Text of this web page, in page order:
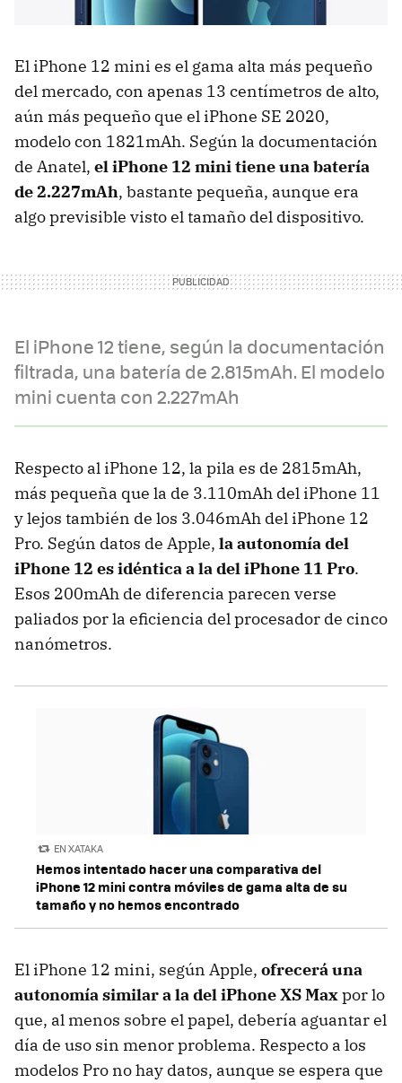
El iPhone 12 mini es el gama alta más pequeño
del mercado, con apenas 13 centímetros de alto,
aún más pequeño que el iPhone SE 2020,
modelo con 1821mAh. Según la documentación
de Anatel, el iPhone 12 mini tiene una batería
de 2.227mAh, bastante pequeña, aunque era
algo previsible visto el tamaño del dispositivo.
El iPhone 12 tiene, según la documentación
filtrada, una batería de 2.815mAh. El modelo
mini cuenta con 2.227mAh
Respecto al iPhone 12, la pila es de 2815mAh,
más pequeña que la de 3.110mAh del iPhone 11
y lejos también de los 3.046mAh del iPhone 12
Pro. Según datos de Apple, la autonomía del
iPhone 12 es idéntica a la del iPhone 11 Pro.
Esos 200mAh de diferencia parecen verse
paliados por la eficiencia del procesador de cinco
nanómetros.
EN XATAKA
Hemos intentado hacer una comparativa del
iPhone 12 mini contra móviles de gama alta de su
tamaño y no hemos encontrado
El iPhone 12 mini, según Apple, ofrecerá una
autonomía similar a la del iPhone XS Maxpor lo
que, al menos sobre el papel, debería aguantar el
día de uso sin menor problema. Respecto a los
modelos Pro no hay datos, aunque se espera que